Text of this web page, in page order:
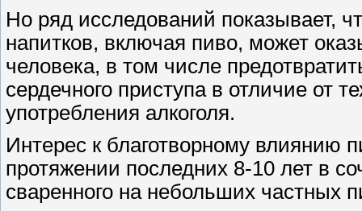
Но ряд исследований показывает,
напитков, включая пиво, может
человека, в том числе
сердечного приступа в отличие от
употребления алкоголя.
Интерес к благотворному влиянию
протяжении последних 8-10 лет в
сваренного на небольших частных